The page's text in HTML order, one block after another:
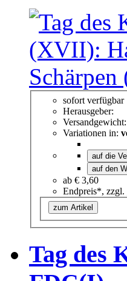
sofort verfügbar
Herausgeber:
Versandgewicht:
Variationen in:
auf die
auf den
ab € 3,60
Endpreis*, zzgl.
zum Artikel
Tag des